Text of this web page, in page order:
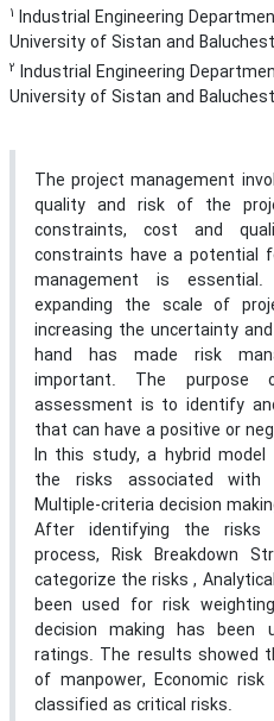
1 Industrial Engineering
University of Sistan and
2 Industrial Engineering
University of Sistan and
The project management
quality and risk of the
constraints, cost and
constraints have a potential
management is
expanding the scale of
increasing the uncertainty
hand has made risk
important. The purpose
assessment is to identify
that can have a positive or
In this study, a hybrid model
the risks associated with
Multiple-criteria decision
After identifying the risks
process, Risk Breakdown
categorize the risks ,
been used for risk
decision making has
ratings. The results showed
of manpower, Economic
classified as critical risks.